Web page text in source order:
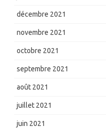
décembre 2021
novembre 2021
octobre 2021
septembre 2021
août 2021
juillet 2021
juin 2021